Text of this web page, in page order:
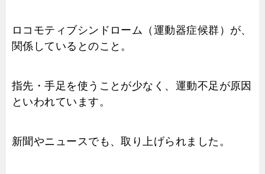
ロコモティブシンドローム（運動器症候群）が、
関係しているとのこと。
指先・手足を使うことが少なく、運動不足が原因
といわれています。
新聞やニュースでも、取り上げられました。